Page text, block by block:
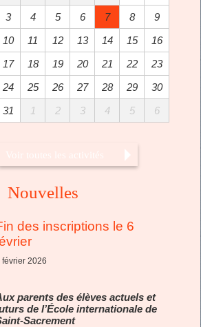
3
4 5 6 7 8
9
10
11 12 13 14 15
16
17
18 19 20 21 22
23
24
25 26 27 28 29
30
31
1 2 3 4 5 6
Voir toutes les activités
Nouvelles
des inscriptions le 6
février 2026
parents des élèves actuels et
de l’École internationale de
Sacrement